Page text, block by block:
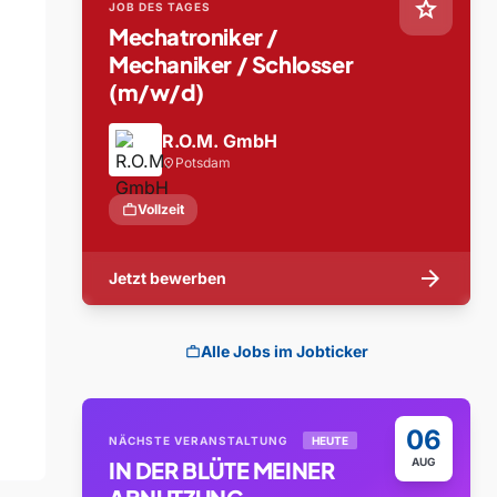
star
JOB DES TAGES
Mechatroniker /
Mechaniker / Schlosser
(m/w/d)
R.O.M. GmbH
location_on Potsdam
workVollzeit
Jetzt bewerben arrow_forward
workAlle Jobs im Jobticker
06
AUG
NÄCHSTE VERANSTALTUNG HEUTE
IN DER BLÜTE MEINER